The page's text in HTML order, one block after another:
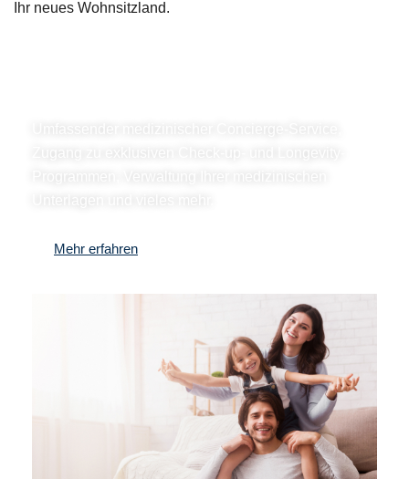
Ihr neues Wohnsitzland.
Mehr erfahren